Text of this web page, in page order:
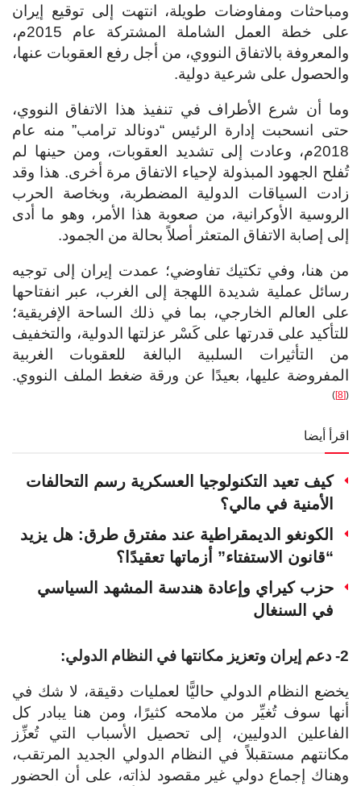
ومباحثات ومفاوضات طويلة، انتهت إلى توقيع إيران
على خطة العمل الشاملة المشتركة عام 2015م،
والمعروفة بالاتفاق النووي، من أجل رفع العقوبات عنها،
والحصول على شرعية دولية.
وما أن شرع الأطراف في تنفيذ هذا الاتفاق النووي،
حتى انسحبت إدارة الرئيس “دونالد ترامب” منه عام
2018م، وعادت إلى تشديد العقوبات، ومن حينها لم
تُفلح الجهود المبذولة لإحياء الاتفاق مرة أخرى. هذا وقد
زادت السياقات الدولية المضطربة، وبخاصة الحرب
الروسية الأوكرانية، من صعوبة هذا الأمر، وهو ما أدى
إلى إصابة الاتفاق المتعثر أصلاً بحالة من الجمود.
من هنا، وفي تكتيك تفاوضي؛ عمدت إيران إلى توجيه
رسائل عملية شديدة اللهجة إلى الغرب، عبر انفتاحها
على العالم الخارجي، بما في ذلك الساحة الإفريقية؛
للتأكيد على قدرتها على كَسْر عزلتها الدولية، والتخفيف
من التأثيرات السلبية البالغة للعقوبات الغربية
المفروضة عليها، بعيدًا عن ورقة ضغط الملف النووي.
(
[8]
)
اقرأ أيضا
كيف تعيد التكنولوجيا العسكرية رسم التحالفات
الأمنية في مالي؟
الكونغو الديمقراطية عند مفترق طرق: هل يزيد
“قانون الاستفتاء” أزماتها تعقيدًا؟
حزب كيراي وإعادة هندسة المشهد السياسي
في السنغال
2- دعم إيران وتعزيز مكانتها في النظام الدولي:
يخضع النظام الدولي حاليًّا لعمليات دقيقة، لا شك في
أنها سوف تُغيِّر من ملامحه كثيرًا، ومن هنا يبادر كل
الفاعلين الدوليين، إلى تحصيل الأسباب التي تُعزِّز
مكانتهم مستقبلاً في النظام الدولي الجديد المرتقب،
وهناك إجماع دولي غير مقصود لذاته، على أن الحضور